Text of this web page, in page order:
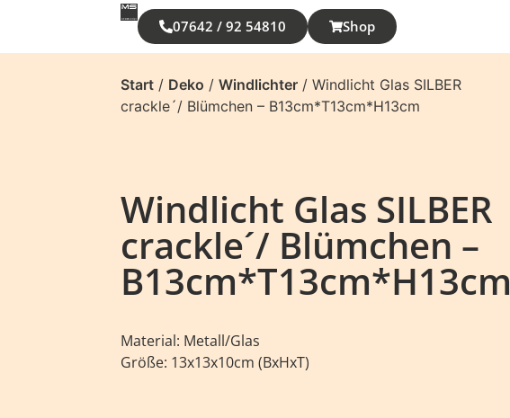
07642 / 92 54810 Shop
Start / Deko /Windlichter / Windlicht Glas SILBER
crackle´/ Blümchen – B13cm*T13cm*H13cm
Windlicht Glas SILBER
crackle´/ Blümchen –
B13cm*T13cm*H13cm
Material: Metall/Glas
Größe: 13x13x10cm (BxHxT)